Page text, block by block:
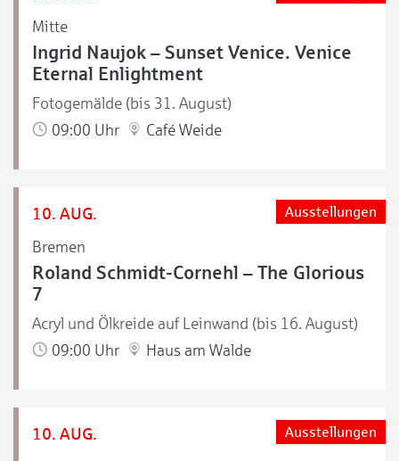
Mitte
Ingrid Naujok – Sunset Venice. Venice
Eternal Enlightment
Fotogemälde (bis 31. August)
09:00 Uhr
Café Weide
10. AUG.
Bremen
Ausstellungen
Roland Schmidt-Cornehl – The Glorious
7
Acryl und Ölkreide auf Leinwand (bis 16. August)
09:00 Uhr
Haus am Walde
10. AUG. Ausstellungen